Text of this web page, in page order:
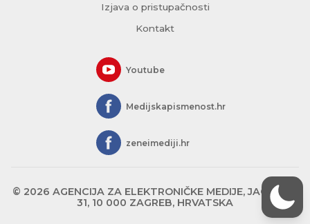
Izjava o pristupačnosti
Kontakt
Youtube
Medijskapismenost.hr
zeneimediji.hr
© 2026 AGENCIJA ZA ELEKTRONIČKE MEDIJE, JAGIĆEVA
31, 10 000 ZAGREB, HRVATSKA